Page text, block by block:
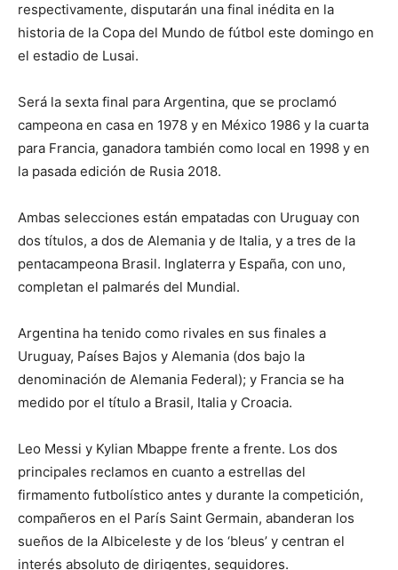
respectivamente, disputarán una final inédita en la
historia de la Copa del Mundo de fútbol este domingo en
el estadio de Lusai.
Será la sexta final para Argentina, que se proclamó
campeona en casa en 1978 y en México 1986 y la cuarta
para Francia, ganadora también como local en 1998 y en
la pasada edición de Rusia 2018.
Ambas selecciones están empatadas con Uruguay con
dos títulos, a dos de Alemania y de Italia, y a tres de la
pentacampeona Brasil. Inglaterra y España, con uno,
completan el palmarés del Mundial.
Argentina ha tenido como rivales en sus finales a
Uruguay, Países Bajos y Alemania (dos bajo la
denominación de Alemania Federal); y Francia se ha
medido por el título a Brasil, Italia y Croacia.
Leo Messi y Kylian Mbappe frente a frente. Los dos
principales reclamos en cuanto a estrellas del
firmamento futbolístico antes y durante la competición,
compañeros en el París Saint Germain, abanderan los
sueños de la Albiceleste y de los ‘bleus’ y centran el
interés absoluto de dirigentes, seguidores.